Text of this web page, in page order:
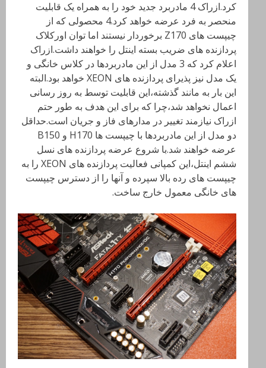
کرد.ازراک 4 مادربرد جدید خود را به همراه یک قابلیت
منحصر به فرد عرضه خواهد کرد.4 محصولی که از
چیپست های Z170 برخوردار نیستند اما توان اورکلاک
پردازنده های ضریب بسته اینتل را خواهند داشت.ازراک
اعلام کرد که 3 مدل از این مادربردها در کلاس خانگی و
یک مدل نیز پذیرای پردازنده های XEON خواهد بود.البته
این بار به مانند گذشته،این قابلیت توسط به روز رسانی
اعمال نخواهد شد،چرا که برای این هدف به طور حتم
ازراک نیازمند تغییر در مدارهای فاز و جریان است.حداقل
دو مدل از این مادربردها با چیپست ها H170 و B150
عرضه خواهند شد.با شروع عرضه پردازنده های نسل
ششم اینتل،این کمپانی فعالیت پردازنده های XEON را به
چیپست های رده بالا سپرده و آنها را از دسترس چیپست
های خانگی معمول خارج ساخت.